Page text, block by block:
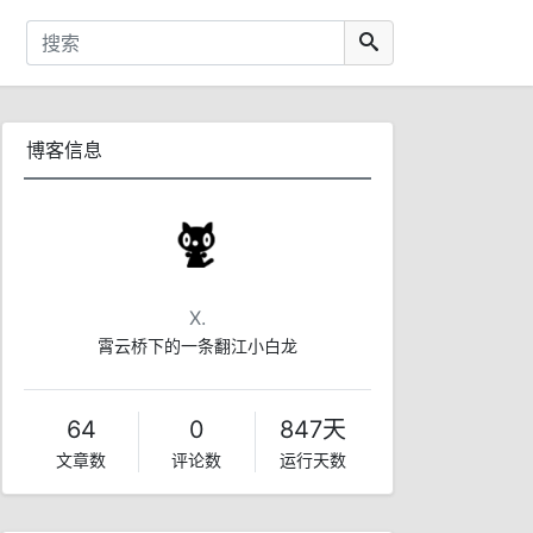
博客信息
X.
霄云桥下的一条翻江小白龙
64
文章数
0
评论数
847天
运行天数